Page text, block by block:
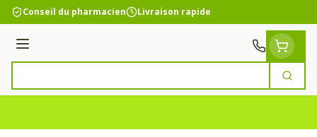
Aller au contenu
Conseil du pharmacien Livraison rapide
Menu